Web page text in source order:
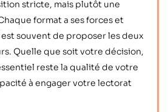
stricte, mais plutôt une
format a ses forces et
est souvent de proposer les deux
Quelle que soit votre décision,
reste la qualité de votre
à engager votre lectorat